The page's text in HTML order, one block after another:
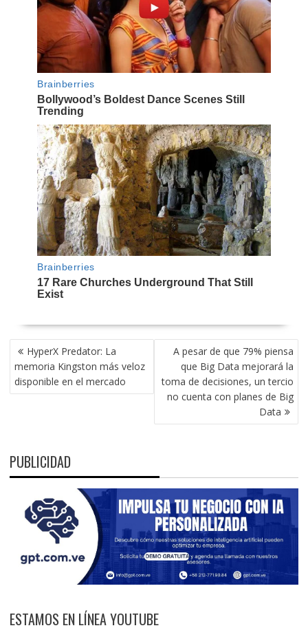
NAVEGACIÓN
DE
ENTRADAS
HyperX Predator: La
memoria Kingston más veloz
disponible en el mercado
A pesar de que 79% piensa
que Big Data mejorará la
toma de decisiones, un tercio
no cuenta con planes de Big
Data
PUBLICIDAD
ESTAMOS EN LÍNEA YOUTUBE